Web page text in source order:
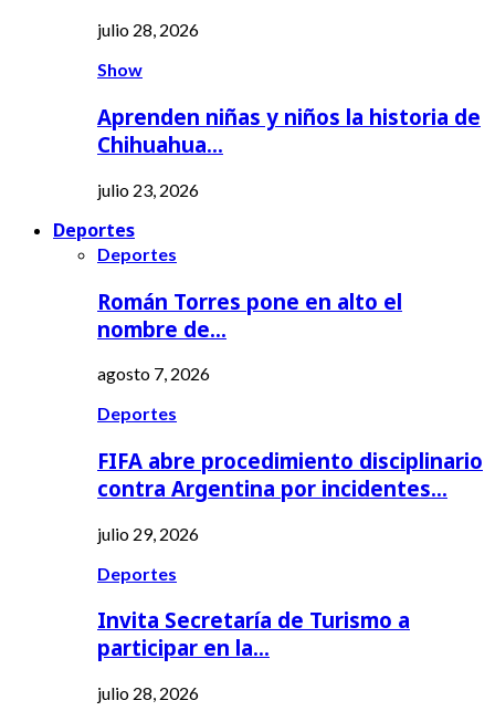
julio 28, 2026
Show
Aprenden niñas y niños la historia de
Chihuahua…
julio 23, 2026
Deportes
Deportes
Román Torres pone en alto el
nombre de…
agosto 7, 2026
Deportes
FIFA abre procedimiento disciplinario
contra Argentina por incidentes…
julio 29, 2026
Deportes
Invita Secretaría de Turismo a
participar en la…
julio 28, 2026